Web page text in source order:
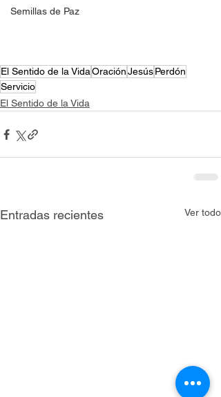
Semillas de Paz
El Sentido de la VidaOraciónJesúsPerdón
Servicio
El Sentido de la Vida
Entradas recientes Ver todo